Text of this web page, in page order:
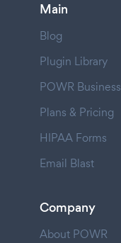
Main
Blog
Plugin Library
POWR Business
Plans & Pricing
HIPAA Forms
Email Blast
Company
About POWR